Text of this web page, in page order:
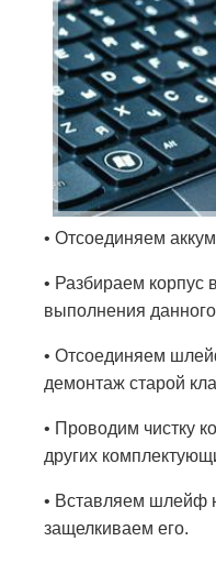
• Отсоединяем
• Разбираем корпус
выполнения
• Отсоединяем
демонтаж старой
• Проводим чистку
других
• Вставляем шлейф
защелкиваем его.